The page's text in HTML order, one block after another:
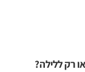
רק ללילה?